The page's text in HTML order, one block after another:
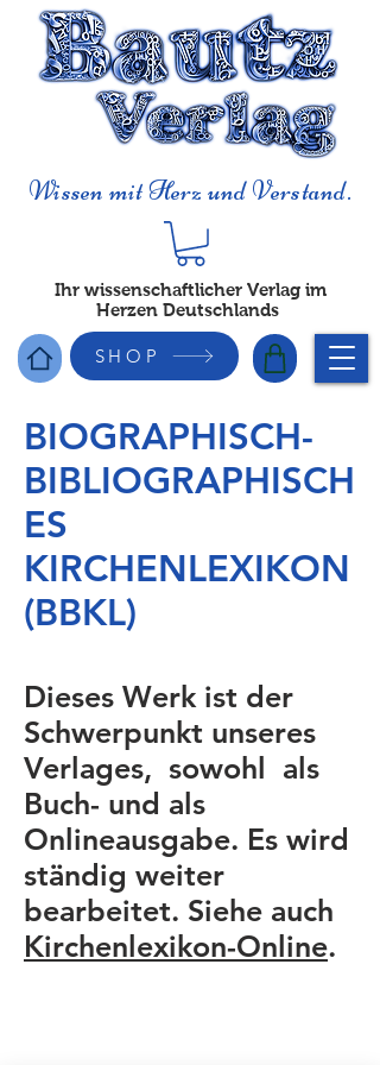
Wissen mit Herz und Verstand.
Ihr wissenschaftlicher Verlag im
Herzen Deutschlands
SHOP
BIOGRAPHISCH-
BIBLIOGRAPHISCH
ES
KIRCHENLEXIKON
(BBKL)
Dieses Werk ist der
Schwerpunkt unseres
Verlages, sowohl als
Buch- und als
Onlineausgabe. Es wird
ständig weiter
bearbeitet. Siehe auch
Kirchenlexikon-Online.